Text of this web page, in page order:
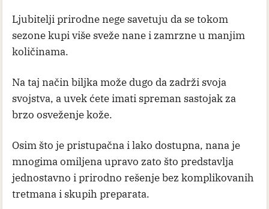
Ljubitelji prirodne nege savetuju da se tokom
sezone kupi više sveže nane i zamrzne u manjim
količinama.
Na taj način biljka može dugo da zadrži svoja
svojstva, a uvek ćete imati spreman sastojak za
brzo osveženje kože.
Osim što je pristupačna i lako dostupna, nana je
mnogima omiljena upravo zato što predstavlja
jednostavno i prirodno rešenje bez komplikovanih
tretmana i skupih preparata.